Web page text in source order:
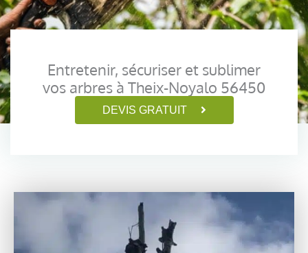
Entretenir, sécuriser et sublimer
vos arbres à Theix-Noyalo 56450
DEVIS GRATUIT